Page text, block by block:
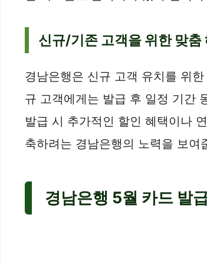
신규/기존 고객을 위한 맞춤
경남은행은 신규 고객 유치를 위
규 고객에게는 발급 후 일정 기간
발급 시 추가적인 할인 혜택이나
축하려는 경남은행의 노력을 보여
경남은행 5월 카드 발